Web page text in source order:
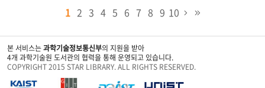
1 2 3 4 5 6 7 8 9 10
본 서비스는과학기술정보통신부의 지원을 받아
4개 과학기술원 도서관의 협력을 통해 운영되고 있습니다.
COPYRIGHT 2015 STAR LIBRARY. ALL RIGHTS RESERVED.